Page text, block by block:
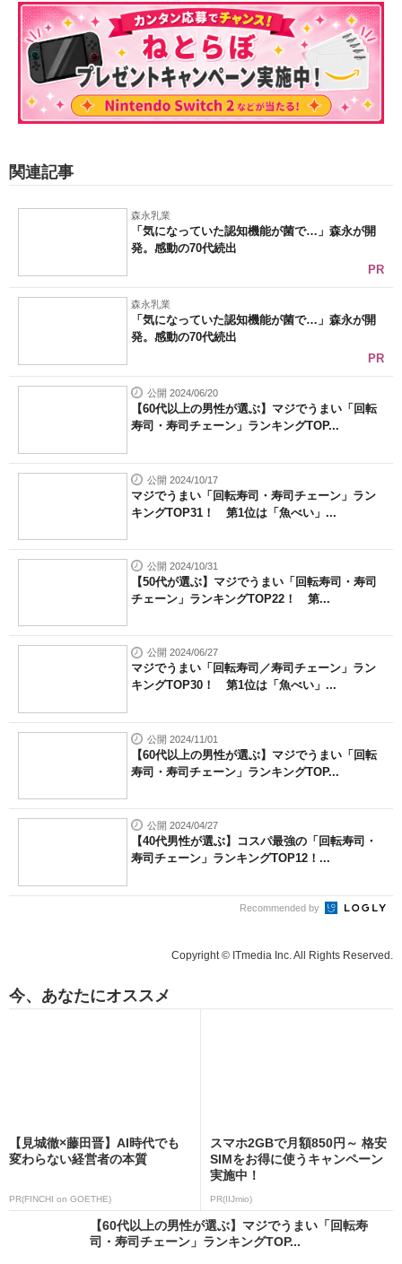
関連記事
森永乳業
「気になっていた認知機能が菌で…」森永が開
発。感動の70代続出
PR
森永乳業
「気になっていた認知機能が菌で…」森永が開
発。感動の70代続出
PR
公開 2024/06/20
【60代以上の男性が選ぶ】マジでうまい「回転
寿司・寿司チェーン」ランキングTOP...
公開 2024/10/17
マジでうまい「回転寿司・寿司チェーン」ラン
キングTOP31！ 第1位は「魚べい」...
公開 2024/10/31
【50代が選ぶ】マジでうまい「回転寿司・寿司
チェーン」ランキングTOP22！ 第...
公開 2024/06/27
マジでうまい「回転寿司／寿司チェーン」ラン
キングTOP30！ 第1位は「魚べい」...
公開 2024/11/01
【60代以上の男性が選ぶ】マジでうまい「回転
寿司・寿司チェーン」ランキングTOP...
公開 2024/04/27
【40代男性が選ぶ】コスパ最強の「回転寿司・
寿司チェーン」ランキングTOP12！...
Recommended by
Copyright © ITmedia Inc. All Rights Reserved.
今、あなたにオススメ
【見城徹×藤田晋】AI時代でも
変わらない経営者の本質
PR(FINCHI on GOETHE)
スマホ2GBで月額850円～ 格安
SIMをお得に使うキャンペーン
実施中！
PR(IIJmio)
【60代以上の男性が選ぶ】マジでうまい「回転寿
司・寿司チェーン」ランキングTOP...